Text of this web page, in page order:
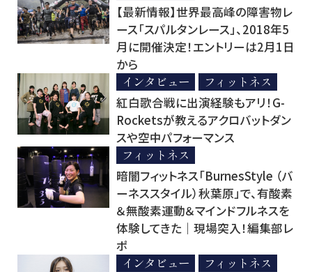
【最新情報】世界最高峰の障害物レ
ース「スパルタンレース」、2018年5
月に開催決定！エントリーは2月1日
から
インタビュー
フィットネス
紅白歌合戦に出演経験もアリ！G-
Rocketsが教えるアクロバットダン
スや空中パフォーマンス
フィットネス
暗闇フィットネス「BurnesStyle （バ
ーネススタイル）秋葉原」で、有酸素
＆無酸素運動＆マインドフルネスを
体験してきた｜現場突入！編集部レ
ポ
インタビュー
フィットネス